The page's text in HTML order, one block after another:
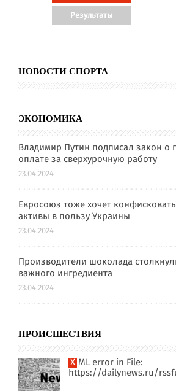
НОВОСТИ СПОРТА
ЭКОНОМИКА
Владимир Путин подписал закон
оплате за сверхурочную работу
23.04.2024
Евросоюз тоже хочет
активы в пользу Украины
23.04.2024
Производители шоколада
важного ингредиента
23.04.2024
ПРОИСШЕСТВИЯ
XML error in File:
https://dailynews.ru/